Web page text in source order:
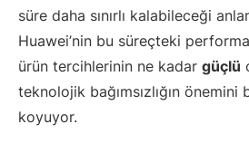
süre daha sınırlı kalabileceği
Huawei’nin bu süreçteki
ürün tercihlerinin ne kadar güçlü
teknolojik bağımsızlığın
koyuyor.